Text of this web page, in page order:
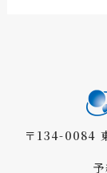
〒134-0084